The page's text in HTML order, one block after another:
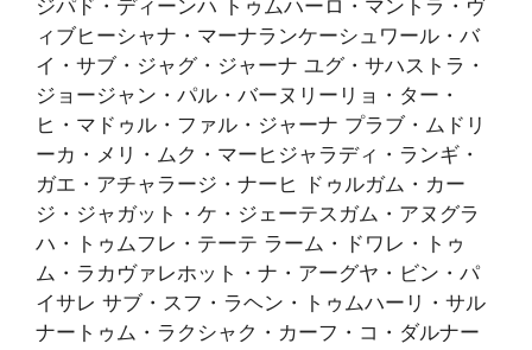
ジパド・ディーンハ トゥムハーロ・マントラ・ヴ
ィブヒーシャナ・マーナランケーシュワール・バ
イ・サブ・ジャグ・ジャーナ ユグ・サハストラ・
ジョージャン・パル・バーヌリーリョ・ター・
ヒ・マドゥル・ファル・ジャーナ プラブ・ムドリ
ーカ・メリ・ムク・マーヒジャラディ・ランギ・
ガエ・アチャラージ・ナーヒ ドゥルガム・カー
ジ・ジャガット・ケ・ジェーテスガム・アヌグラ
ハ・トゥムフレ・テーテ ラーム・ドワレ・トゥ
ム・ラカヴァレホット・ナ・アーグヤ・ビン・パ
イサレ サブ・スフ・ラヘン・トゥムハーリ・サル
ナートゥム・ラクシャク・カーフ・コ・ダルナー